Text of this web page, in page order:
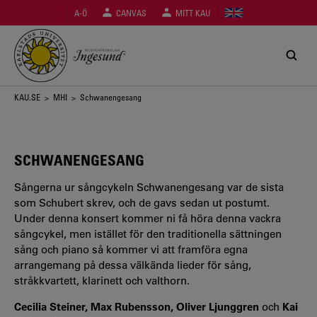
huvudinnehåll
A-Ö CANVAS MITT KAU
Länkstig
KAU.SE > MHI > Schwanengesang
SCHWANENGESANG
Sångerna ur sångcykeln Schwanengesang var de sista
som Schubert skrev, och de gavs sedan ut postumt.
Under denna konsert kommer ni få höra denna vackra
sångcykel, men istället för den traditionella sättningen
sång och piano så kommer vi att framföra egna
arrangemang på dessa välkända lieder för sång,
stråkkvartett, klarinett och valthorn.
Cecilia Steiner, Max Rubensson, Oliver Ljunggren och Kai